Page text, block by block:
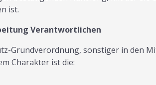
ist.
Verantwortlichen
Grundverordnung, sonstiger in den
Charakter ist die: